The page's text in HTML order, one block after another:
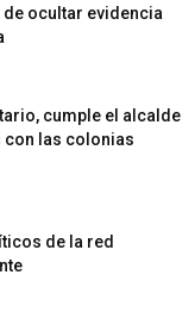
ocultar evidencia
cumple el alcalde
con las colonias
de la red